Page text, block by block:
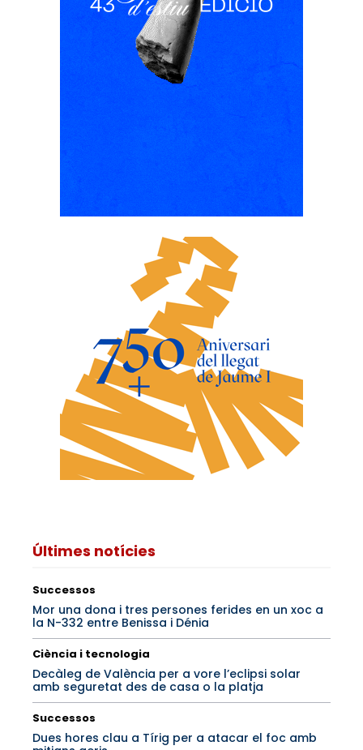
Últimes notícies
Successos
Mor una dona i tres persones ferides en un xoc a
la N-332 entre Benissa i Dénia
Ciència i tecnologia
Decàleg de València per a vore l’eclipsi solar
amb seguretat des de casa o la platja
Successos
Dues hores clau a Tírig per a atacar el foc amb